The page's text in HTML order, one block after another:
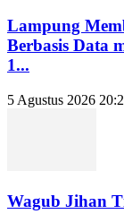
Lampung
Berbasis Data
1...
5 Agustus 2026
Wagub Jihan